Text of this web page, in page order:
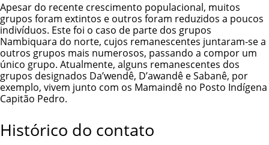
Apesar do recente crescimento populacional, muitos
grupos foram extintos e outros foram reduzidos a poucos
indivíduos. Este foi o caso de parte dos grupos
Nambiquara do norte, cujos remanescentes juntaram-se a
outros grupos mais numerosos, passando a compor um
único grupo. Atualmente, alguns remanescentes dos
grupos designados Da’wendê, D’awandê e Sabanê, por
exemplo, vivem junto com os Mamaindê no Posto Indígena
Capitão Pedro.
Histórico do contato